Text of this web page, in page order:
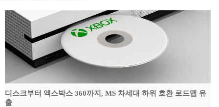
디스크부터 엑스박스 360까지, MS 차세대 하위 호환 로드맵 유
출